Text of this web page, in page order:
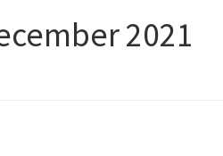
2021